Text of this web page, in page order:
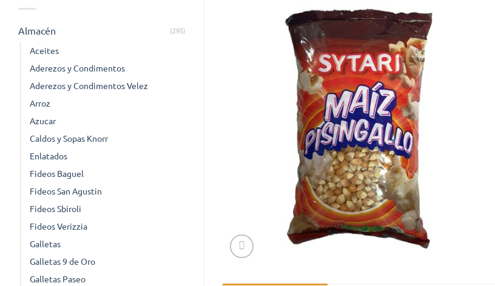
Almacén (295)
Aceites
Aderezos y Condimentos
Aderezos y Condimentos Velez
Arroz
Azucar
Caldos y Sopas Knorr
Enlatados
Fideos Baguel
Fideos San Agustin
Fideos Sbiroli
Fideos Verizzia
Galletas
Galletas 9 de Oro
Galletas Paseo